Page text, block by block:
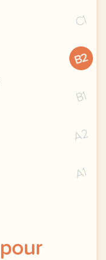
C1
B2
B1
A2
A1